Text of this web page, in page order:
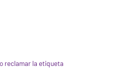
reclamar la etiqueta